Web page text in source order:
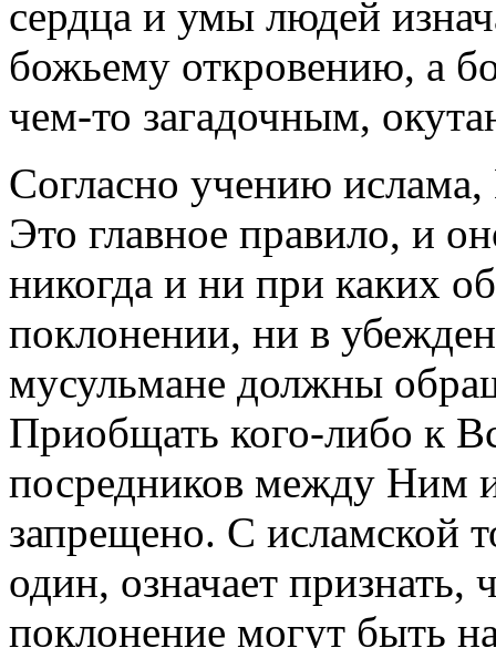
сердца и умы людей
божьему откровению, а
чем-то загадочным,
Согласно учению
Это главное правило, и
никогда и ни при каких
поклонении, ни в
мусульмане должны
Приобщать кого-либо к
посредников между Ним
запрещено. С исламской
один, означает признать,
поклонение могут быть